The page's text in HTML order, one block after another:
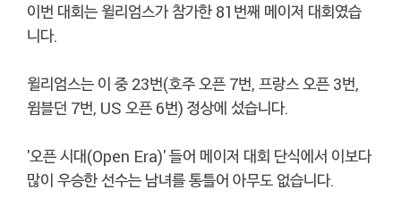
이번 대회는 윌리엄스가 참가한 81번째 메이저 대회였습
니다.
윌리엄스는 이 중 23번(호주 오픈 7번, 프랑스 오픈 3번,
윔블던 7번, US 오픈 6번) 정상에 섰습니다.
'오픈 시대(Open Era)' 들어 메이저 대회 단식에서 이보다
많이 우승한 선수는 남녀를 통틀어 아무도 없습니다.